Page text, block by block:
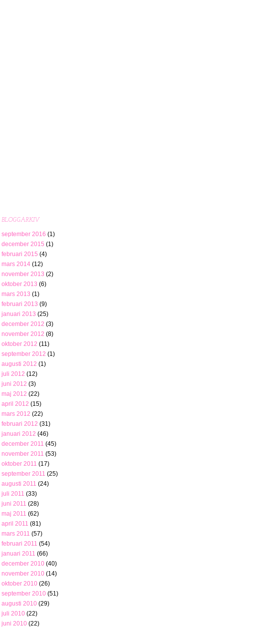
BLOGGARKIV
september 2016 (1)
december 2015 (1)
februari 2015 (4)
mars 2014 (12)
november 2013 (2)
oktober 2013 (6)
mars 2013 (1)
februari 2013 (9)
januari 2013 (25)
december 2012 (3)
november 2012 (8)
oktober 2012 (11)
september 2012 (1)
augusti 2012 (1)
juli 2012 (12)
juni 2012 (3)
maj 2012 (22)
april 2012 (15)
mars 2012 (22)
februari 2012 (31)
januari 2012 (46)
december 2011 (45)
november 2011 (53)
oktober 2011 (17)
september 2011 (25)
augusti 2011 (24)
juli 2011 (33)
juni 2011 (28)
maj 2011 (62)
april 2011 (81)
mars 2011 (57)
februari 2011 (54)
januari 2011 (66)
december 2010 (40)
november 2010 (14)
oktober 2010 (26)
september 2010 (51)
augusti 2010 (29)
juli 2010 (22)
juni 2010 (22)